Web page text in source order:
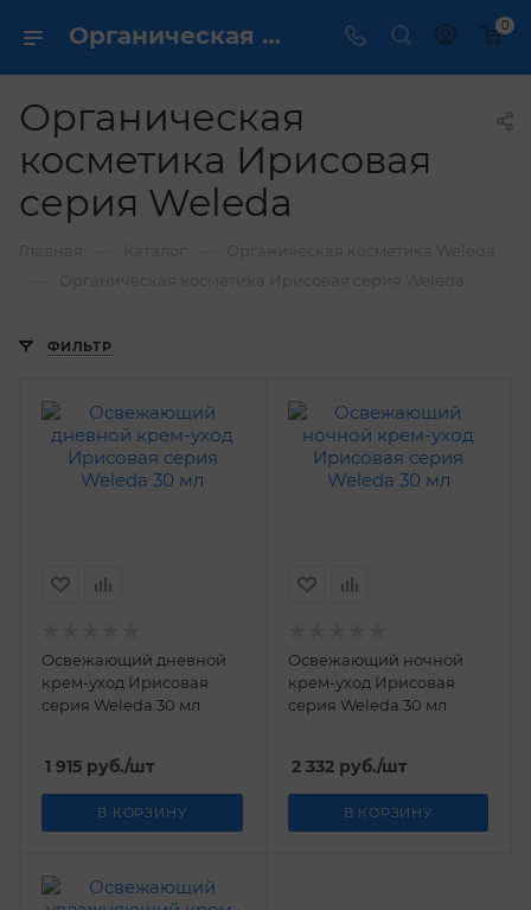
Органическая косметика Ирисовая серия Weleda 🍀 купить в интернет магазине ✔️ 0
Органическая
косметика Ирисовая
серия Weleda
ФИЛЬТР
Освежающий дневной
крем-уход Ирисовая
серия Weleda 30 мл
1 915 руб./шт
В КОРЗИНУ
Освежающий ночной
крем-уход Ирисовая
серия Weleda 30 мл
2 332руб./шт
В КОРЗИНУ